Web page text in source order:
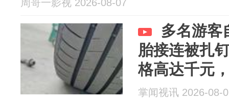
周哥一影视 2026-08-07
多名游客
胎接连被扎
格高达千元
掌闻视讯 2026-08-